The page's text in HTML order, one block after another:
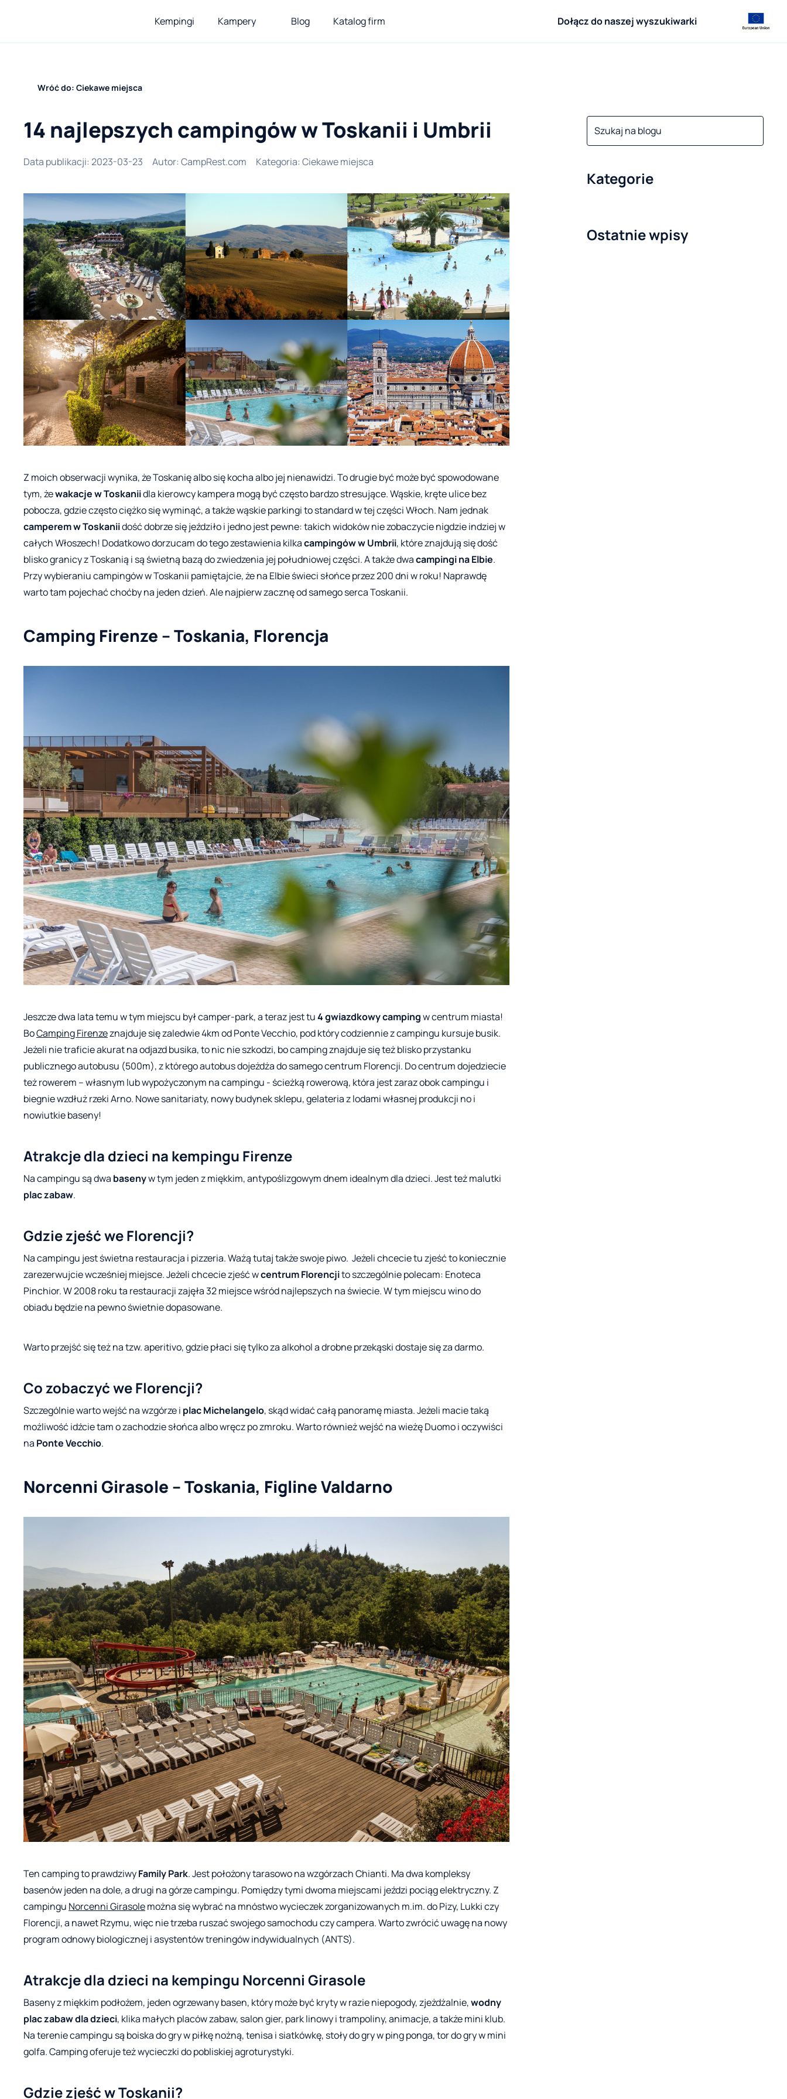
Kempingi Kampery Blog Katalog firm Dołącz do naszej wyszukiwarki
Wróć do: Ciekawe miejsca
Kategorie
14 najlepszych campingów w Toskanii i Umbrii
Data publikacji: 2023-03-23 Autor: CampRest.com Kategoria: Ciekawe miejsca
Z moich obserwacji wynika, że Toskanię albo się kocha albo jej nienawidzi. To drugie być może być spowodowane
tym, żewakacje w Toskaniidla kierowcy kampera mogą być często bardzo stresujące. Wąskie, kręte ulice bez
pobocza, gdzie często ciężko się wyminąć, a także wąskie parkingi to standard w tej części Włoch. Nam jednak
camperem w Toskaniidość dobrze się jeździło i jedno jest pewne: takich widoków nie zobaczycie nigdzie indziej w
całych Włoszech! Dodatkowo dorzucam do tego zestawienia kilkacampingów w Umbrii, które znajdują się dość
blisko granicy z Toskanią i są świetną bazą do zwiedzenia jej południowej części. A także dwacampingi na Elbie.
Przy wybieraniu campingów w Toskanii pamiętajcie, że na Elbie świeci słońce przez 200 dni w roku! Naprawdę
warto tam pojechać choćby na jeden dzień. Ale najpierw zacznę od samego serca Toskanii.
Camping Firenze – Toskania, Florencja
Jeszcze dwa lata temu w tym miejscu był camper-park, a teraz jest tu4 gwiazdkowy campingw centrum miasta!
BoCamping Firenzeznajduje się zaledwie 4km od Ponte Vecchio, pod który codziennie z campingu kursuje busik.
Jeżeli nie traficie akurat na odjazd busika, to nic nie szkodzi, bo camping znajduje się też blisko przystanku
publicznego autobusu (500m), z którego autobus dojeżdża do samego centrum Florencji. Do centrum dojedziecie
też rowerem – własnym lub wypożyczonym na campingu - ścieżką rowerową, która jest zaraz obok campingu i
biegnie wzdłuż rzeki Arno. Nowe sanitariaty, nowy budynek sklepu, gelateria z lodami własnej produkcji no i
nowiutkie baseny!
Atrakcje dla dzieci na kempingu Firenze
Na campingu są dwa basenyw tym jeden z miękkim, antypoślizgowym dnem idealnym dla dzieci. Jest też malutki
plac zabaw.
Gdzie zjeść we Florencji?
Na campingu jest świetna restauracja i pizzeria. Ważą tutaj także swoje piwo. Jeżeli chcecie tu zjeść to koniecznie
zarezerwujcie wcześniej miejsce. Jeżeli chcecie zjeść wcentrum Florencjito szczególnie polecam: Enoteca
Pinchior. W 2008 roku ta restauracji zajęła 32 miejsce wśród najlepszych na świecie. W tym miejscu wino do
obiadu będzie na pewno świetnie dopasowane.
Warto przejść się też na tzw. aperitivo, gdzie płaci się tylko za alkohol a drobne przekąski dostaje się za darmo.
Co zobaczyć we Florencji?
Szczególnie warto wejść na wzgórze i plac Michelangelo, skąd widać całą panoramę miasta. Jeżeli macie taką
możliwość idźcie tam o zachodzie słońca albo wręcz po zmroku. Warto również wejść na wieżę Duomo i oczywiści
na Ponte Vecchio.
Norcenni Girasole – Toskania, Figline Valdarno
Ten camping to prawdziwyFamily Park. Jest położony tarasowo na wzgórzach Chianti. Ma dwa kompleksy
basenów jeden na dole, a drugi na górze campingu. Pomiędzy tymi dwoma miejscami jeździ pociąg elektryczny. Z
campingu Norcenni Girasolemożna się wybrać na mnóstwo wycieczek zorganizowanych m.im. do Pizy, Lukki czy
Florencji, a nawet Rzymu, więc nie trzeba ruszać swojego samochodu czy campera. Warto zwrócić uwagę na nowy
program odnowy biologicznej i asystentów treningów indywidualnych (ANTS).
Atrakcje dla dzieci na kempingu Norcenni Girasole
Baseny z miękkim podłożem, jeden ogrzewany basen, który może być kryty w razie niepogody, zjeżdżalnie,wodny
plac zabaw dla dzieci, klika małych placów zabaw, salon gier, park linowy i trampoliny, animacje, a także mini klub.
Na terenie campingu są boiska do gry w piłkę nożną, tenisa i siatkówkę, stoły do gry w ping ponga, tor do gry w mini
golfa. Camping oferuje też wycieczki do pobliskiej agroturystyki.
Gdzie zjeść w Toskanii?
Ostatnie wpisy